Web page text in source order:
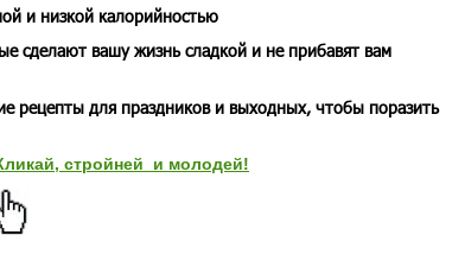
и низкой калорийностью
сделают вашу жизнь сладкой и не прибавят вам
рецепты для праздников и выходных, чтобы поразить
стройней и молодей!